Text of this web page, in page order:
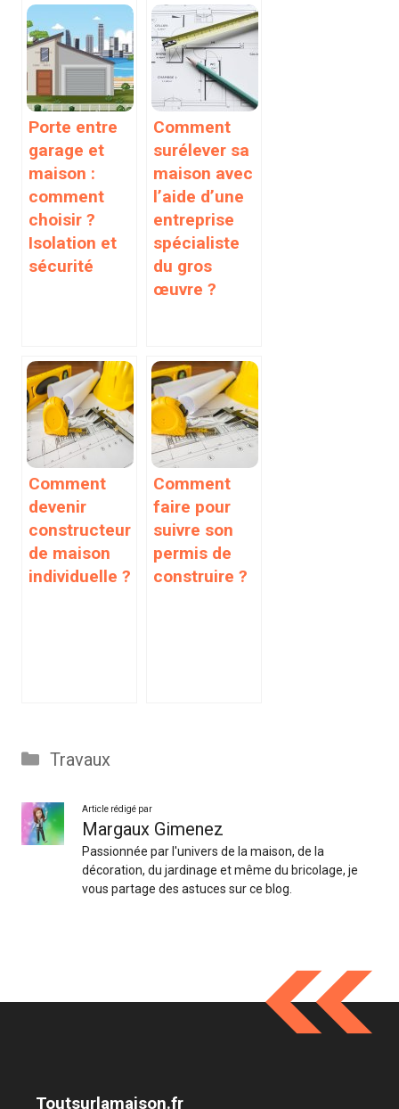
Porte entre
garage et
maison :
comment
choisir ?
Isolation et
sécurité
Comment
surélever sa
maison avec
l’aide d’une
entreprise
spécialiste
du gros
œuvre ?
Comment
devenir
constructeur
de maison
individuelle ?
Comment
faire pour
suivre son
permis de
construire ?
Catégories
Travaux
Article rédigé par
Margaux Gimenez
Passionnée par l'univers de la maison, de la
décoration, du jardinage et même du bricolage, je
vous partage des astuces sur ce blog.
Toutsurlamaison.fr